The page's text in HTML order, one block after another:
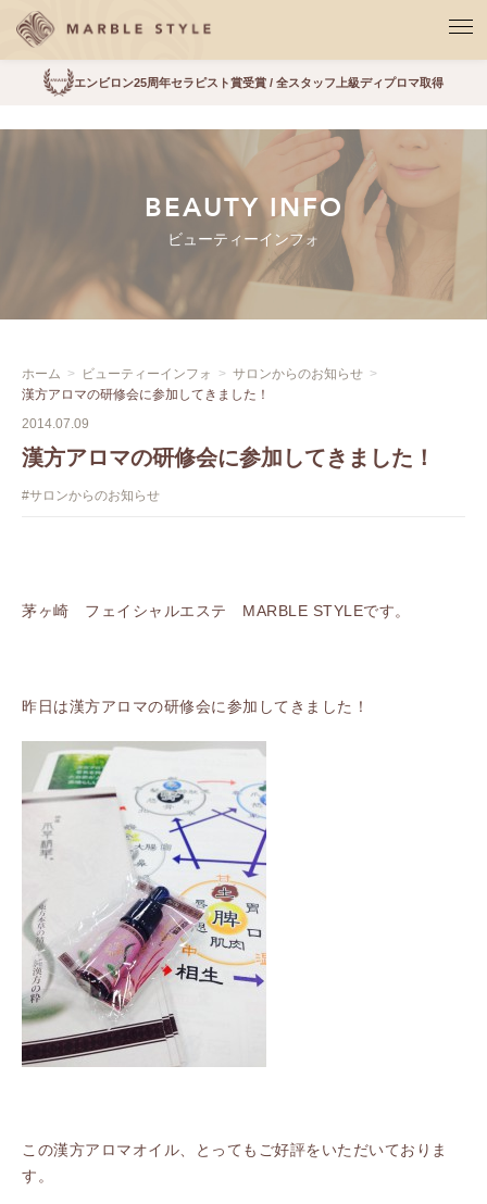
エンビロン25周年セラピスト賞受賞 / 全スタッフ上級ディプロマ取得
BEAUTY INFO
ビューティーインフォ
ホーム ビューティーインフォ
サロンからのお知らせ
漢方アロマの研修会に参加してきました！
2014.07.09
漢方アロマの研修会に参加してきました！
#サロンからのお知らせ
茅ヶ崎 フェイシャルエステ MARBLE STYLEです。
昨日は漢方アロマの研修会に参加してきました！
この漢方アロマオイル、とってもご好評をいただいておりま
す。